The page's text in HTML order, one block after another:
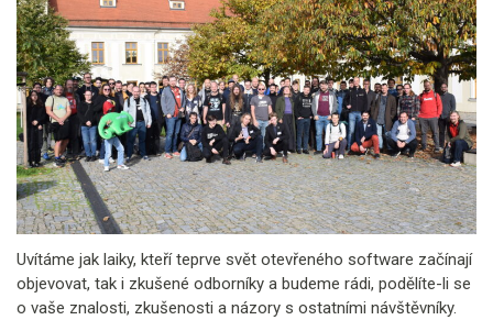
Uvítáme jak laiky, kteří teprve svět otevřeného software začínají
objevovat, tak i zkušené odborníky a budeme rádi, podělíte-li se
o vaše znalosti, zkušenosti a názory s ostatními návštěvníky.